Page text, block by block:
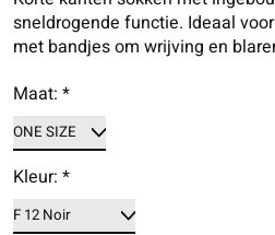
sneldrogende functie. Ideaal
met bandjes om wrijving en
Maat: *
Kleur: *